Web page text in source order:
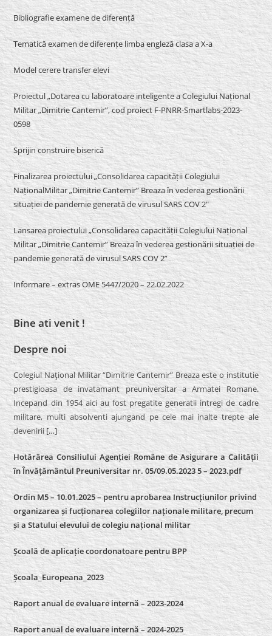
Bibliografie examene de diferență
Tematică examen de diferențe limba engleză clasa a X-a
Model cerere transfer elevi
Proiectul „Dotarea cu laboratoare inteligente a Colegiului Național
Militar „Dimitrie Cantemir”, cod proiect F-PNRR-Smartlabs-2023-
0598
Sprijin construire biserică
Finalizarea proiectului „Consolidarea capacității Colegiului
NaționalMilitar „Dimitrie Cantemir” Breaza în vederea gestionării
situației de pandemie generată de virusul SARS COV 2″
Lansarea proiectului „Consolidarea capacității Colegiului Național
Militar „Dimitrie Cantemir” Breaza în vederea gestionării situației de
pandemie generată de virusul SARS COV 2”
Informare – extras OME 5447/2020 – 22.02.2022
Bine ati venit !
Despre noi
Colegiul Naţional Militar “Dimitrie Cantemir” Breaza este o institutie
prestigioasa de invatamant preuniversitar a Armatei Romane.
Incepand din 1954 aici au fost pregatite generatii intregi de cadre
militare, multi absolventi ajungand pe cele mai inalte trepte ale
devenirii […]
Hotărârea Consiliului Agenției Române de Asigurare a Calității
în Învățământul Preuniversitar nr. 05/09.05.2023 5 – 2023.pdf
Ordin M5 – 10.01.2025 – pentru aprobarea Instrucțiunilor privind
organizarea și fucționarea colegiilor naționale militare, precum
și a Statului elevului de colegiu național militar
Școală de aplicație coordonatoare pentru BPP
Școala_Europeana_2023
Raport anual de evaluare internă – 2023-2024
Raport anual de evaluare internă –2024-2025